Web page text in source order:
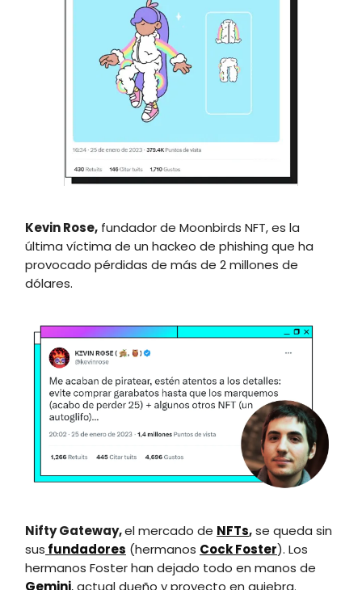
Kevin Rose, fundador de Moonbirds NFT, es la
última víctima de un hackeo de phishing que ha
provocado pérdidas de más de 2 millones de
dólares.
Nifty Gateway,el mercado de NFTs,se queda sin
sus fundadores (hermanos Cock Foster). Los
hermanos Foster han dejado todo en manos de